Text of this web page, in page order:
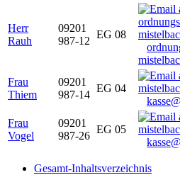
Herr
Rauh
09201
987-12
EG 08
Frau
Thiem
09201
987-14
EG 04
Frau
Vogel
09201
987-26
EG 05
Gesamt-Inhaltsverzeichnis